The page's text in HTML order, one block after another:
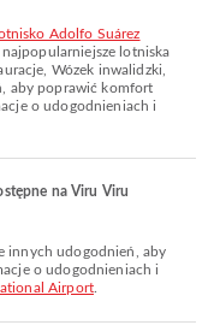
Adolfo Suárez
lotniska
Wózek inwalidzki,
aby poprawić komfort
o udogodnieniach i
na Viru Viru
o udogodnieniach i
Airport.